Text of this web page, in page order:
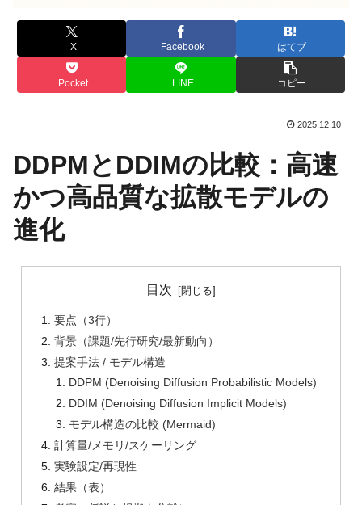
X Facebook はてブ
Pocket LINE コピー
2025.12.10
DDPMとDDIMの比較：高速
かつ高品質な拡散モデルの
進化
目次
要点（3行）
背景（課題/先行研究/最新動向）
提案手法 / モデル構造
DDPM (Denoising Diffusion Probabilistic Models)
DDIM (Denoising Diffusion Implicit Models)
モデル構造の比較 (Mermaid)
計算量/メモリ/スケーリング
実験設定/再現性
結果（表）